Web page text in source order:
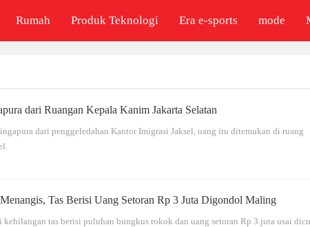
Rumah Produk Teknologi Era e-sports mode
dari Ruangan Kepala Kanim Jakarta Selatan
dari penggeledahan Kantor Imigrasi Jaksel, uang itu ditemukan di ruang
Tas Berisi Uang Setoran Rp 3 Juta Digondol Maling
kehilangan tas berisi puluhan bungkus rokok dan uang setoran Rp 3 juta usai